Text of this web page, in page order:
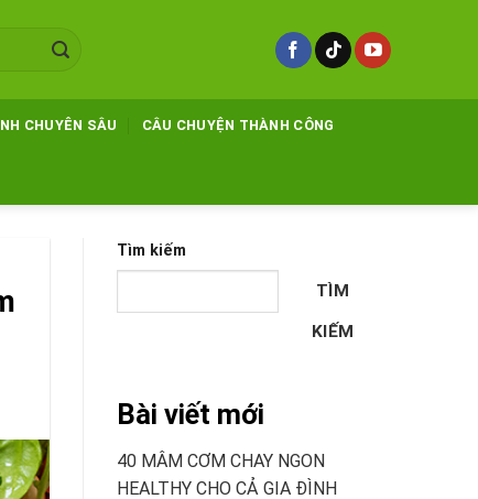
CHUYÊN SÂU CÂU CHUYỆN THÀNH CÔNG
Tìm kiếm
TÌM
KIẾM
Bài viết mới
40 MÂM CƠM CHAY NGON
HEALTHY CHO CẢ GIA ĐÌNH